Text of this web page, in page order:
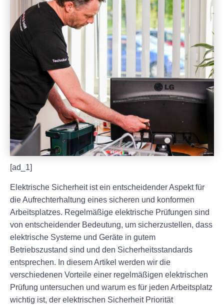
[ad_1]
Elektrische Sicherheit ist ein entscheidender Aspekt für
die Aufrechterhaltung eines sicheren und konformen
Arbeitsplatzes. Regelmäßige elektrische Prüfungen sind
von entscheidender Bedeutung, um sicherzustellen, dass
elektrische Systeme und Geräte in gutem
Betriebszustand sind und den Sicherheitsstandards
entsprechen. In diesem Artikel werden wir die
verschiedenen Vorteile einer regelmäßigen elektrischen
Prüfung untersuchen und warum es für jeden Arbeitsplatz
wichtig ist, der elektrischen Sicherheit Priorität